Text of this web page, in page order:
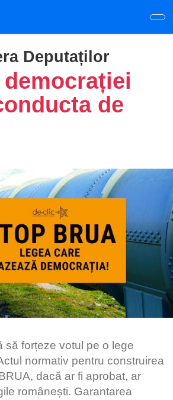
Deputaților
de
să forțeze votul pe o lege
normativ pentru construirea
dacă ar fi aprobat, ar
românești. Garantarea